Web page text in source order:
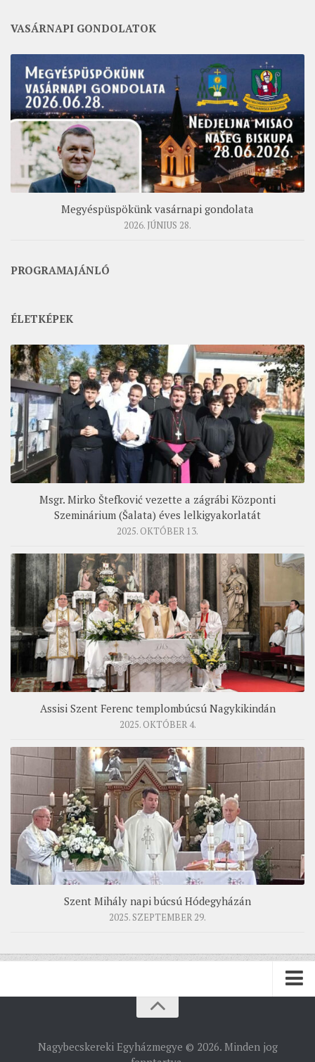
VASÁRNAPI GONDOLATOK
Megyéspüspökünk vasárnapi gondolata
2026. JÚNIUS 28.
PROGRAMAJÁNLÓ
ÉLETKÉPEK
Msgr. Mirko Štefković vezette a zágrábi Központi
Szeminárium (Šalata) éves lelkigyakorlatát
2025. OKTÓBER 13.
Assisi Szent Ferenc templombúcsú Nagykikindán
2025. OKTÓBER 4.
Szent Mihály napi búcsú Hódegyházán
2025. SZEPTEMBER 29.
Nagybecskereki Egyházmegye © 2026. Minden jog